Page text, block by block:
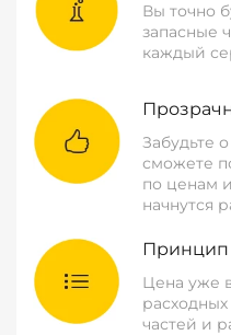
Вы точно
запасные
каждый
Забудьте
сможете
по ценам
начнутся
Принцип
Цена уже
частей и